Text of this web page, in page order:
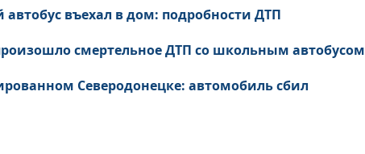
въехал в дом: подробности ДТП
смертельное ДТП со школьным автобусом
Северодонецке: автомобиль сбил